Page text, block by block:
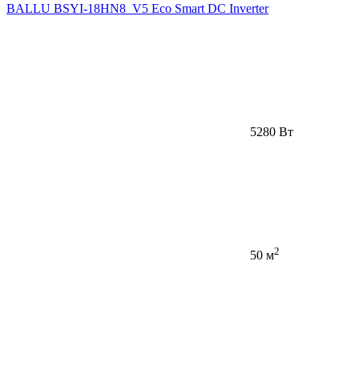
BALLU BSYI-18HN8_V5 Eco Smart DC Inverter
5280 Вт
50 м2